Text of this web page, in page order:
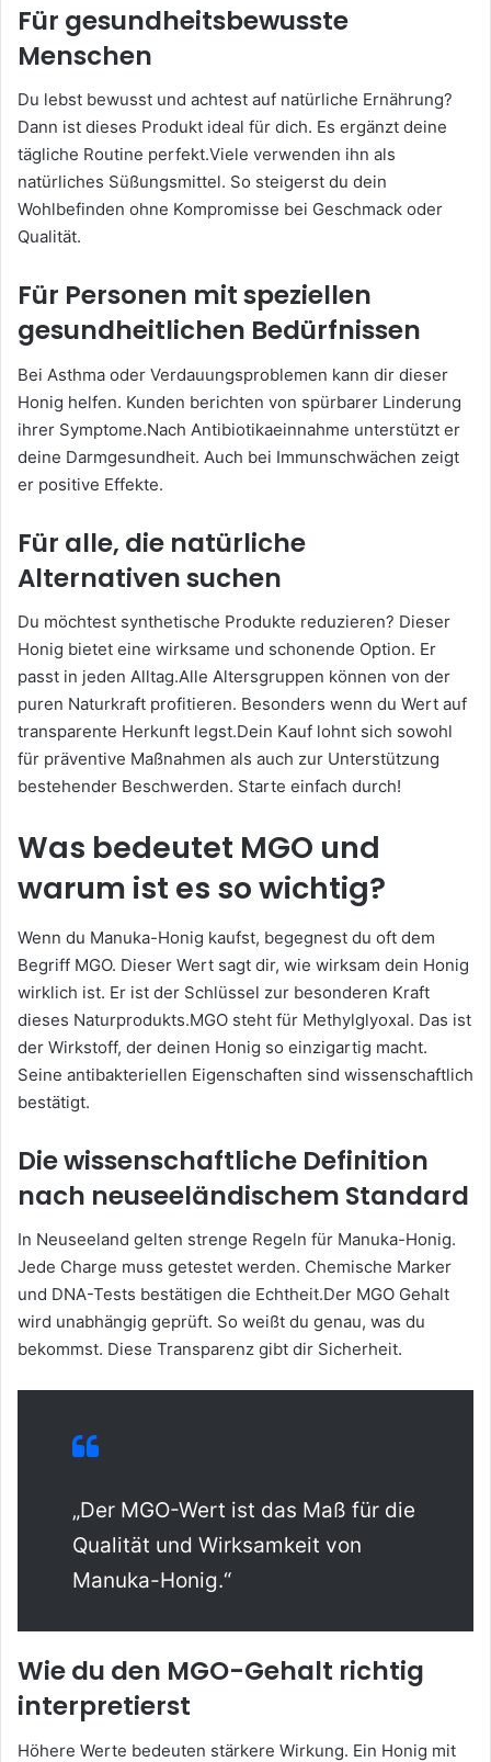
Für gesundheitsbewusste
Menschen
Du lebst bewusst und achtest auf natürliche Ernährung?
Dann ist dieses Produkt ideal für dich. Es ergänzt deine
tägliche Routine perfekt.Viele verwenden ihn als
natürliches Süßungsmittel. So steigerst du dein
Wohlbefinden ohne Kompromisse bei Geschmack oder
Qualität.
Für Personen mit speziellen
gesundheitlichen Bedürfnissen
Bei Asthma oder Verdauungsproblemen kann dir dieser
Honig helfen. Kunden berichten von spürbarer Linderung
ihrer Symptome.Nach Antibiotikaeinnahme unterstützt er
deine Darmgesundheit. Auch bei Immunschwächen zeigt
er positive Effekte.
Für alle, die natürliche
Alternativen suchen
Du möchtest synthetische Produkte reduzieren? Dieser
Honig bietet eine wirksame und schonende Option. Er
passt in jeden Alltag.Alle Altersgruppen können von der
puren Naturkraft profitieren. Besonders wenn du Wert auf
transparente Herkunft legst.Dein Kauf lohnt sich sowohl
für präventive Maßnahmen als auch zur Unterstützung
bestehender Beschwerden. Starte einfach durch!
Was bedeutet MGO und
warum ist es so wichtig?
Wenn du Manuka-Honig kaufst, begegnest du oft dem
Begriff MGO. Dieser Wert sagt dir, wie wirksam dein Honig
wirklich ist. Er ist der Schlüssel zur besonderen Kraft
dieses Naturprodukts.MGO steht für Methylglyoxal. Das ist
der Wirkstoff, der deinen Honig so einzigartig macht.
Seine antibakteriellen Eigenschaften sind wissenschaftlich
bestätigt.
Die wissenschaftliche Definition
nach neuseeländischem Standard
In Neuseeland gelten strenge Regeln für Manuka-Honig.
Jede Charge muss getestet werden. Chemische Marker
und DNA-Tests bestätigen die Echtheit.Der MGO Gehalt
wird unabhängig geprüft. So weißt du genau, was du
bekommst. Diese Transparenz gibt dir Sicherheit.
„Der MGO-Wert ist das Maß für die
Qualität und Wirksamkeit von
Manuka-Honig.“
Wie du den MGO-Gehalt richtig
interpretierst
Höhere Werte bedeuten stärkere Wirkung. Ein Honig mit